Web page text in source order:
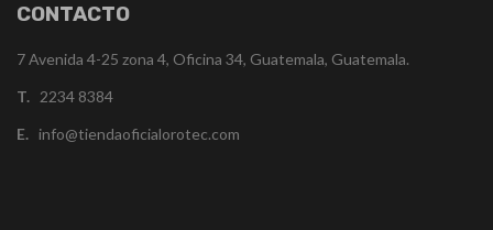
CONTACTO
7 Avenida 4-25 zona 4, Oficina 34, Guatemala, Guatemala.
T. 2234 8384
E. info@tiendaoficialorotec.com